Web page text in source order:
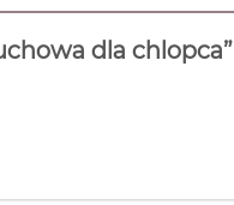
dla chlopca”